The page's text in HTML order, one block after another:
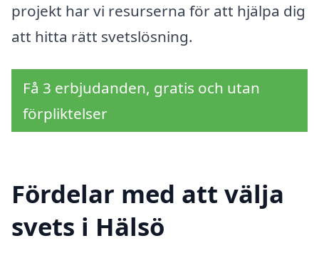
projekt har vi resurserna för att hjälpa dig
att hitta rätt svetslösning.
Få 3 erbjudanden, gratis och utan
förpliktelser
Fördelar med att välja
svets i Hälsö